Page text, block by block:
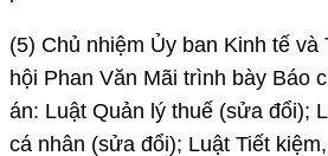
(5) Chủ nhiệm Ủy ban Kinh tế và
hội Phan Văn Mãi trình bày Báo
án: Luật Quản lý thuế (sửa đổi);
cá nhân (sửa đổi); Luật Tiết